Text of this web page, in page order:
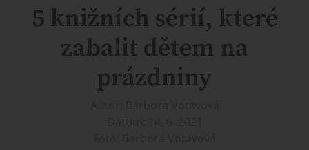
5 knižních sérií, které
zabalit dětem na
prázdniny